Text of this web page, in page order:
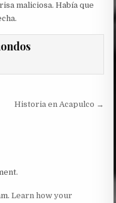
maliciosa. Había que
Historia en Acapulco →
Learn how your